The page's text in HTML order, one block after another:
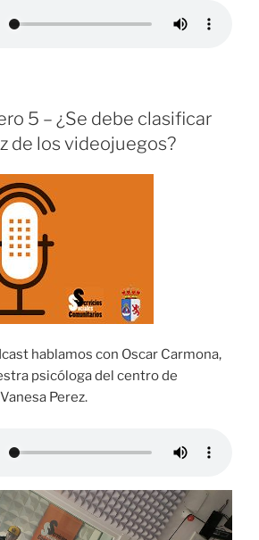
5 – ¿Se debe clasificar
de los videojuegos?
hablamos con Oscar Carmona,
psicóloga del centro de
Perez.